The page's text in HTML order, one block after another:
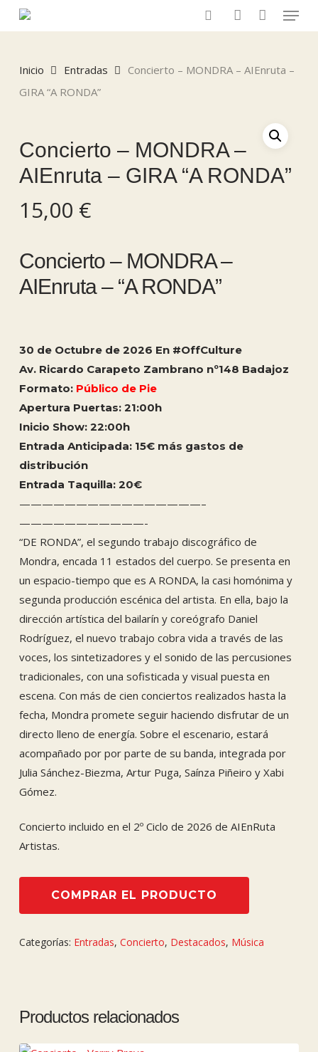
to
content
searchaccount
Menu
Inicio Entradas
Concierto – MONDRA – AIEnruta –
GIRA “A RONDA”
Concierto – MONDRA –
AIEnruta – GIRA “A RONDA”
15,00 €
Concierto – MONDRA –
AIEnruta – “A RONDA”
30 de Octubre de 2026 En #OffCulture
Av. Ricardo Carapeto Zambrano nº148 Badajoz
Formato:Público de Pie
Apertura Puertas: 21:00h
Inicio Show: 22:00h
Entrada Anticipada: 15€ más gastos de
distribución
Entrada Taquilla: 20€
————————————————–
———————————-
“DE RONDA”, el segundo trabajo discográfico de
Mondra, encada 11 estados del cuerpo. Se presenta en
un espacio-tiempo que es A RONDA, la casi homónima y
segunda producción escénica del artista. En ella, bajo la
dirección artística del bailarín y coreógrafo Daniel
Rodríguez, el nuevo trabajo cobra vida a través de las
voces, los sintetizadores y el sonido de las percusiones
tradicionales, con una sofisticada y visual puesta en
escena. Con más de cien conciertos realizados hasta la
fecha, Mondra promete seguir haciendo disfrutar de un
directo lleno de energía. Sobre el escenario, estará
acompañado por por parte de su banda, integrada por
Julia Sánchez-Biezma, Artur Puga, Saínza Piñeiro y Xabi
Gómez.
Concierto incluido en el 2º Ciclo de 2026 de AIEnRuta
Artistas.
COMPRAR EL PRODUCTO
Categorías: Entradas, Concierto, Destacados, Música
Productos relacionados